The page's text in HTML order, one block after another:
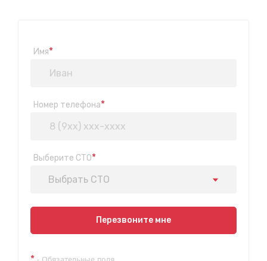
Имя*
Номер телефона*
Выберите СТО*
Выбрать СТО
Показать на карте
Перезвоните мне